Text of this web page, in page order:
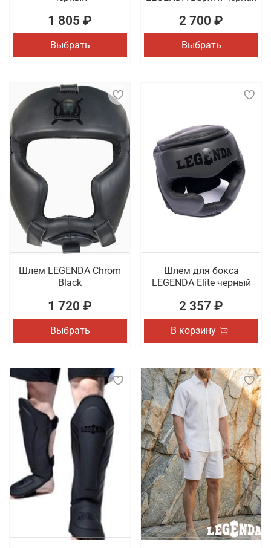
1 805 ₽
Выбрать
2 700 ₽
Выбрать
Шлем LEGENDA Chrom
Black
1 720 ₽
Выбрать
Шлем для бокса
LEGENDA Elite черный
2 357 ₽
В корзину